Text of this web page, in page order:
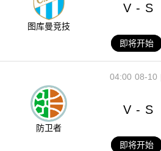
图库曼竞技
V - S
即将开始
08-10
04:00
防卫者
V - S
即将开始